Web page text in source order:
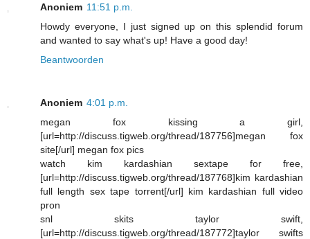
Anoniem 11:51 p.m.
Howdy everyone, I just signed up on this splendid forum
and wanted to say what's up! Have a good day!
Beantwoorden
Anoniem 4:01 p.m.
megan fox kissing a girl,
[url=http://discuss.tigweb.org/thread/187756]megan fox
site[/url] megan fox pics
watch kim kardashian sextape for free,
[url=http://discuss.tigweb.org/thread/187768]kim kardashian
full length sex tape torrent[/url] kim kardashian full video
pron
snl skits taylor swift,
[url=http://discuss.tigweb.org/thread/187772]taylor swifts